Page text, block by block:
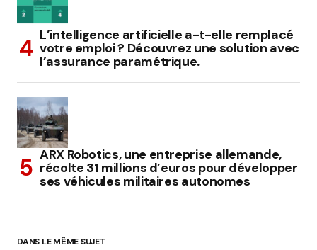
L’intelligence artificielle a-t-elle remplacé
votre emploi ? Découvrez une solution avec
l’assurance paramétrique.
ARX Robotics, une entreprise allemande,
récolte 31 millions d’euros pour développer
ses véhicules militaires autonomes
DANS LE MÊME SUJET